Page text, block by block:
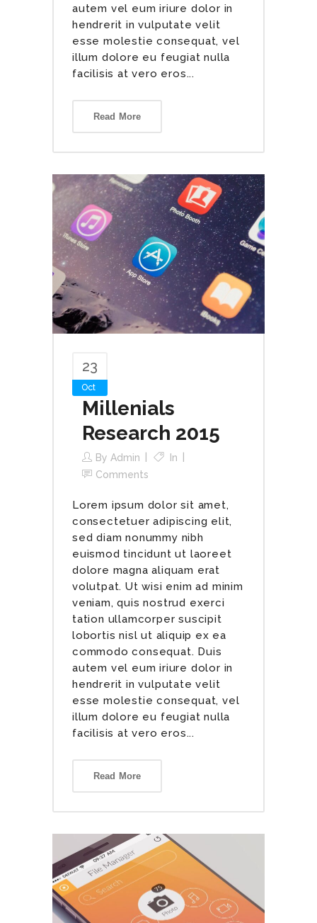
autem vel eum iriure dolor in
hendrerit in vulputate velit
esse molestie consequat, vel
illum dolore eu feugiat nulla
facilisis at vero eros...
Read More
23
Oct
Millenials
Research 2015
By Admin
In
Comments
Lorem ipsum dolor sit amet,
consectetuer adipiscing elit,
sed diam nonummy nibh
euismod tincidunt ut laoreet
dolore magna aliquam erat
volutpat. Ut wisi enim ad minim
veniam, quis nostrud exerci
tation ullamcorper suscipit
lobortis nisl ut aliquip ex ea
commodo consequat. Duis
autem vel eum iriure dolor in
hendrerit in vulputate velit
esse molestie consequat, vel
illum dolore eu feugiat nulla
facilisis at vero eros...
Read More